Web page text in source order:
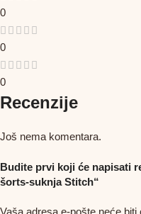
0
0
0
Recenzije
Još nema komentara.
Budite prvi koji će napisati
šorts-suknja Stitch“